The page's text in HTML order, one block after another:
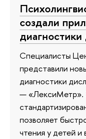
создали
Специалисты
представили
диагностики
— «ЛексиМетр».
позволяет
чтения у детей